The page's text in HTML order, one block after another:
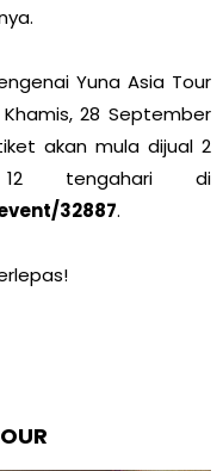
Yuna Asia Tour
28 September
akan mula dijual 2
tengahari di
32887.